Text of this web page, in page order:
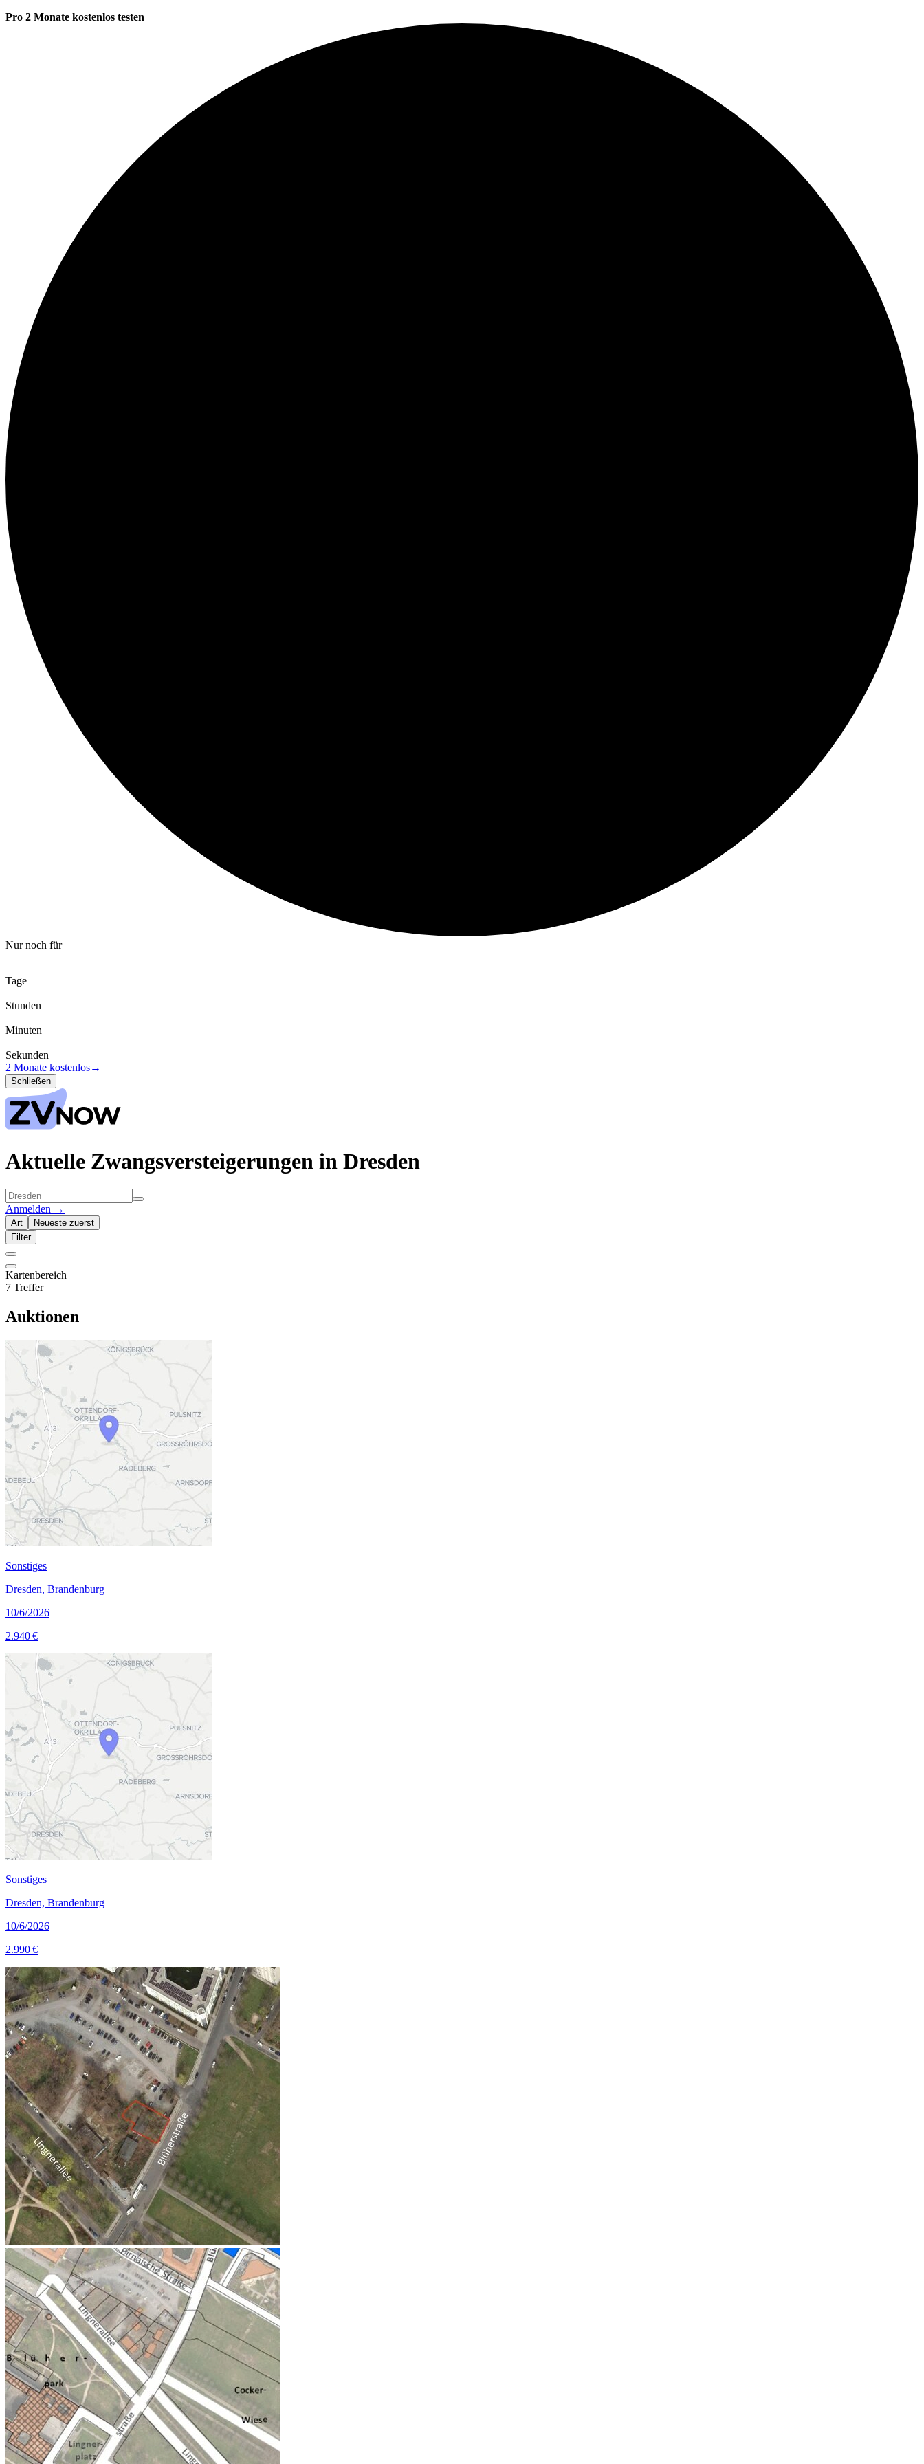
Pro 2 Monate kostenlos testen
Nur noch für
Tage
Stunden
Minuten
Sekunden
2 Monate kostenlos→
Schließen
Aktuelle Zwangsversteigerungen in Dresden
Anmelden →
Art
Neueste zuerst
Filter
Kartenbereich
7 Treffer
Auktionen
Sonstiges
Dresden, Brandenburg
10/6/2026
2.940 €
Sonstiges
Dresden, Brandenburg
10/6/2026
2.990 €